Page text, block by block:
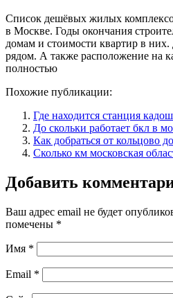
Список дешёвых жилых
в Москве. Годы окончания
домам и стоимости квартир в них.
рядом. А также расположение на
полностью
Похожие публикации:
Где находится станция
До скольки работает бкл в
Как добраться от кольцово
Сколько км московская
Добавить
Ваш адрес email не будет
помечены *
Имя *
Email *